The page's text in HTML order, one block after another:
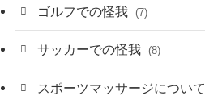
ゴルフでの怪我 (7)
サッカーでの怪我 (8)
スポーツマッサージについて